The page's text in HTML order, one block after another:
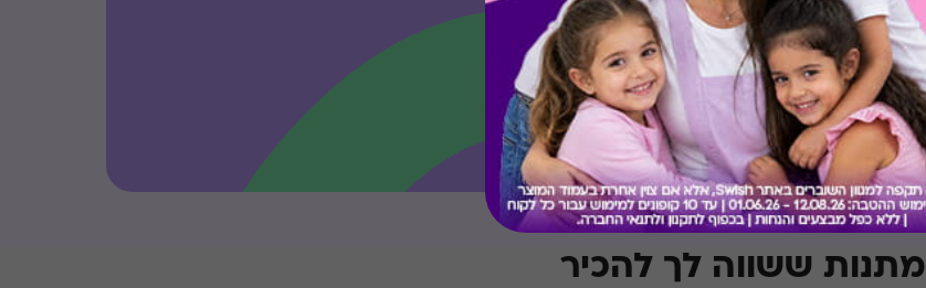
קיבלת מתנה כזו?
בירור יתרה בכרטיס
מתנות ששווה לך להכיר